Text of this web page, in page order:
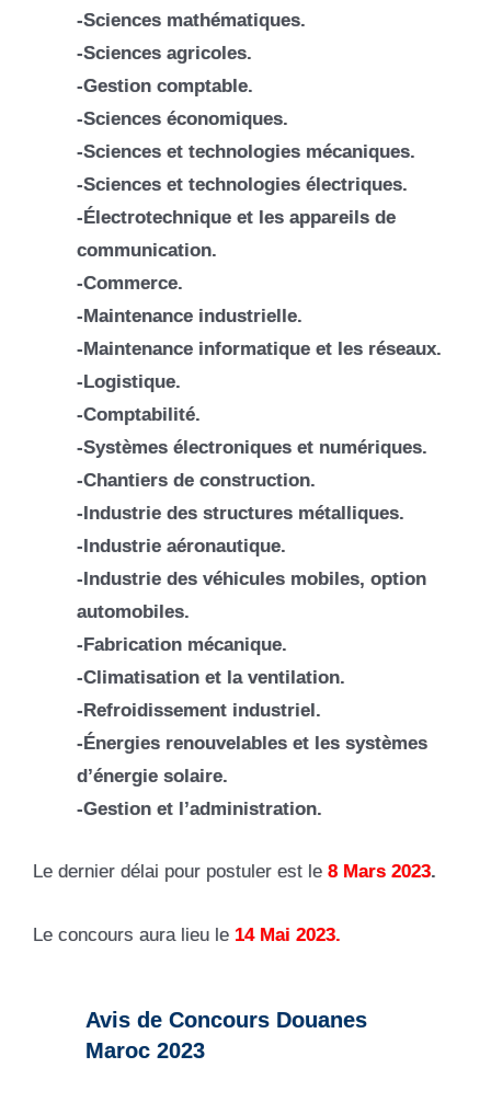
-Sciences mathématiques.
-Sciences agricoles.
-Gestion comptable.
-Sciences économiques.
-Sciences et technologies mécaniques.
-Sciences et technologies électriques.
-Électrotechnique et les appareils de
communication.
-Commerce.
-Maintenance industrielle.
-Maintenance informatique et les réseaux.
-Logistique.
-Comptabilité.
-Systèmes électroniques et numériques.
-Chantiers de construction.
-Industrie des structures métalliques.
-Industrie aéronautique.
-Industrie des véhicules mobiles, option
automobiles.
-Fabrication mécanique.
-Climatisation et la ventilation.
-Refroidissement industriel.
-Énergies renouvelables et les systèmes
d’énergie solaire.
-Gestion et l’administration.
Le dernier délai pour postuler est le 8 Mars 2023.
Le concours aura lieu le 14 Mai 2023.
Avis de Concours Douanes
Maroc 2023